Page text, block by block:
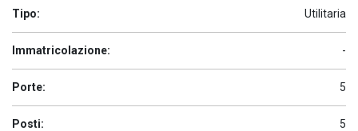
Tipo: Utilitaria
Immatricolazione: -
Porte: 5
Posti: 5